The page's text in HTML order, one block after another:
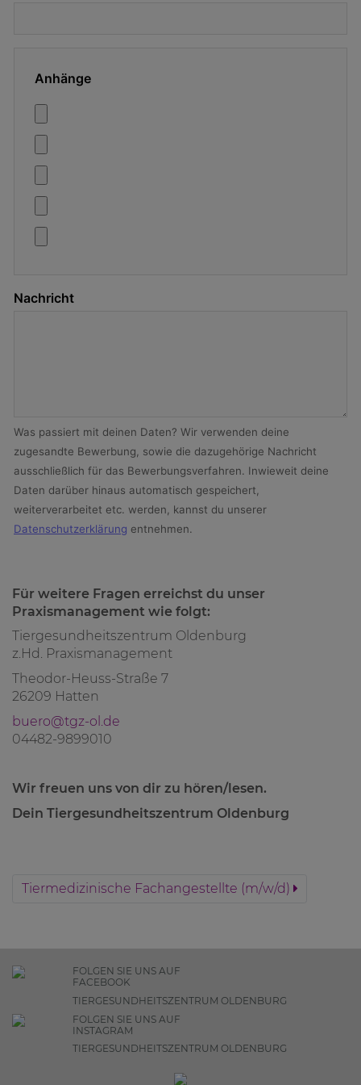
Für weitere Fragen erreichst du unser
Praxismanagement wie folgt:
Tiergesundheitszentrum Oldenburg
z.Hd. Praxismanagement
Theodor-Heuss-Straße 7
26209 Hatten
buero@tgz-ol.de
04482-9899010
Wir freuen uns von dir zu hören/lesen.
Dein Tiergesundheitszentrum Oldenburg
Tiermedizinische Fachangestellte (m/w/d)
FOLGEN SIE UNS AUF
FACEBOOK
TIERGESUNDHEITSZENTRUM OLDENBURG
FOLGEN SIE UNS AUF
INSTAGRAM
TIERGESUNDHEITSZENTRUM OLDENBURG